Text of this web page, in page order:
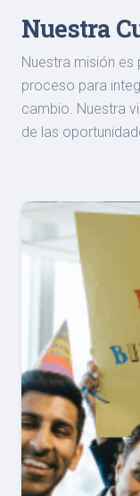
Nuestra
Nuestra misión
proceso para
cambio. Nuestra
de las